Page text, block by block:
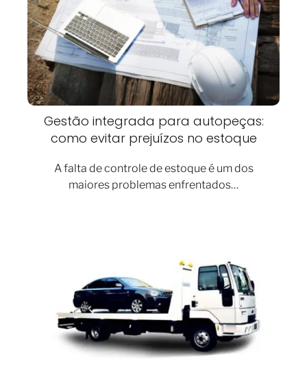
Gestão integrada para autopeças:
como evitar prejuízos no estoque
A falta de controle de estoque é um dos
maiores problemas enfrentados…